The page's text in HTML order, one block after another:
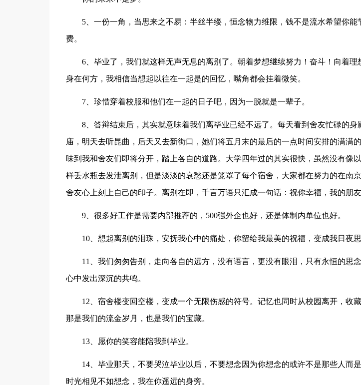
5、一份一角，当思来之不易：半丝半缕，恒念物力维限，钱不是流水希望你能
费。
6、毕业了，我们就这样无声无息的离别了。朝着梦想继续努力！奋斗！向着理
身在何方，我相信当想起以往在一起是的回忆，嘴角都会挂着微笑。
7、珍惜穿着校服和他们在一起的日子吧，因为一脱就是一辈子。
8、答辩结束后，其实就意味着我们离毕业已经不远了。每天看到舍友忙碌的身
庙，明天去听昆曲，后天又去新街口，她们将五月末的最后的一点时间安排的满满
味到我和舍友们即将分开，踏上各自的道路。大学四年过的其实很快，虽然没有像
样丢水瓶去发泄离别，但是淡淡的哀愁还是笼罩了每个宿舍，大家都在努力的在南
舍友心上刻上自己的印子。离别在即，千言万语只汇成一句话：祝你幸福，我的朋友
9、很多好工作是需要内部推荐的，500强外企也好，还是体制内单位也好。
10、想起离别的泪珠，安抚我心中的痛处，你留给我最美的祝福，变成我日夜思
11、我们匆匆告别，走向各自的远方，没有语言，更没有眼泪，只有永恒的思
心中发出深沉的共鸣。
12、宿舍楼变回空楼，变成一个无限伤感的符号。记忆也同时从校园离开，收
那是我们的流金岁月，也是我们的宝藏。
13、愿你的笑容能陪我到毕业。
14、毕业那天，不要哭泣毕业以后，不要想念因为你想念的或许不是那些人而
时光相见不如想念，我在你遥远的身旁。